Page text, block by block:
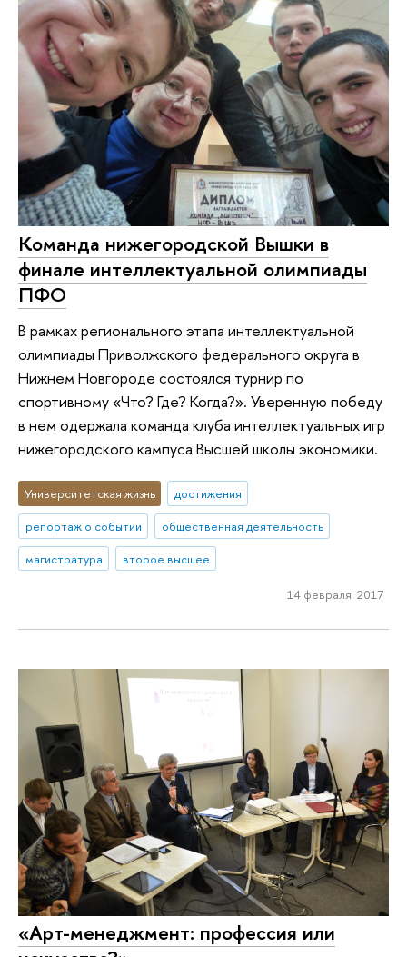
Команда нижегородской Вышки в
финале интеллектуальной олимпиады
ПФО
В рамках регионального этапа интеллектуальной
олимпиады Приволжского федерального округа в
Нижнем Новгороде состоялся турнир по
спортивному «Что? Где? Когда?». Уверенную победу
в нем одержала команда клуба интеллектуальных игр
нижегородского кампуса Высшей школы экономики.
Университетская жизнь
достижения
репортаж о событии
общественная деятельность
магистратура
второе высшее
14 февраля 2017
«Арт-менеджмент: профессия или